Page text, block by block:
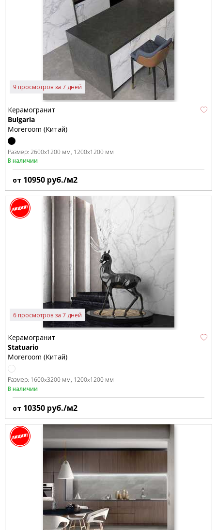
9 просмотров за 7 дней
Керамогранит
Bulgaria
Moreroom (Китай)
Размер: 2600x1200 мм 1200x1200 мм
В наличии
от 10950 руб./м2
6 просмотров за 7 дней
Керамогранит
Statuario
Moreroom (Китай)
Размер: 1600x3200 мм 1200x1200 мм
В наличии
от 10350 руб./м2